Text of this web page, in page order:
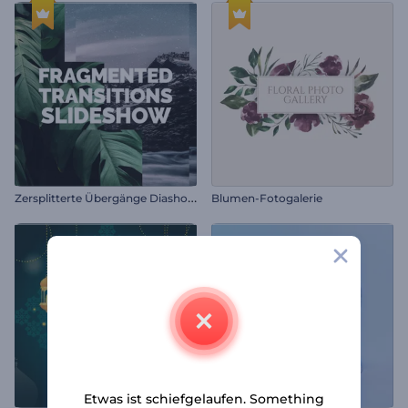
Z
ersplitterte Übergänge Diashow Blumen-Fotogalerie
Etwas ist schiefgelaufen. Something